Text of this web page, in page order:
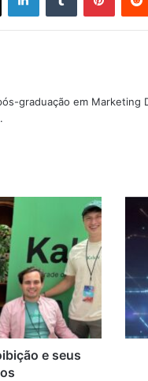
graduação em Marketing
e seus